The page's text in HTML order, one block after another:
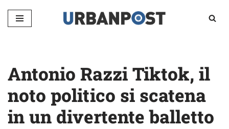
Vai
Antonio Razzi Tiktok, il
noto politico si scatena
in un divertente balletto